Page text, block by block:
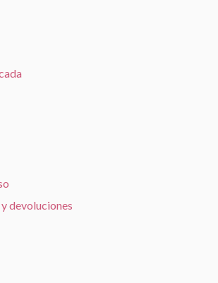
devoluciones